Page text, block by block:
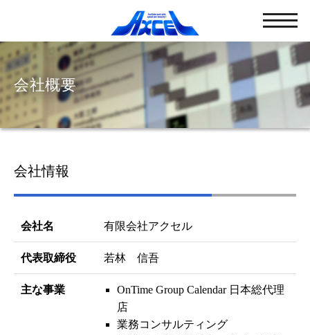
会社概要
会社情報
会社名 有限会社アクセル
代表取締役 若林 信吾
主な事業
OnTime Group Calendar 日本総代理
店
業務コンサルティング